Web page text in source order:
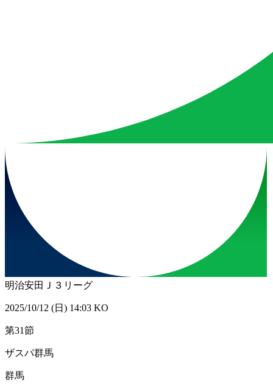
明治安田Ｊ３リーグ
2025/10/12 (日) 14:03 KO
第31節
ザスパ群馬
群馬